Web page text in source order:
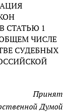
СТАТЬЮ 1
ЧИСЛЕ
СУДЕБНЫХ
Принят
Думой